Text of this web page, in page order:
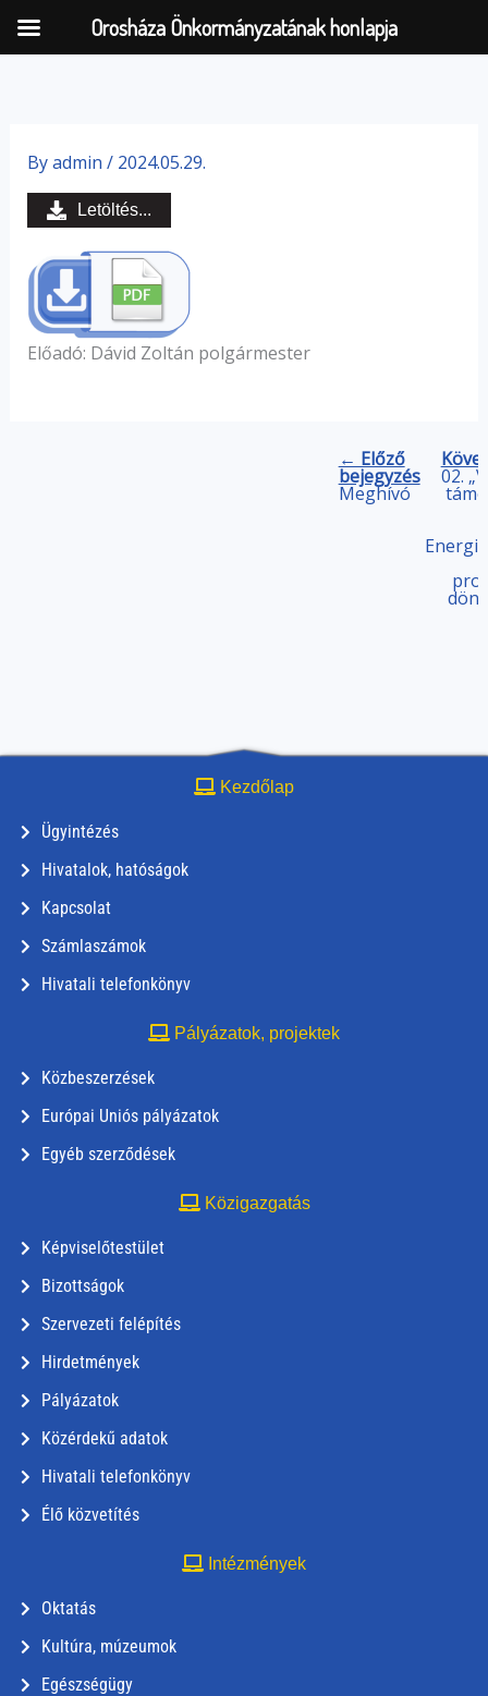
content
Byadmin / 2024.05.29.
Előadó: Dávid Zoltán polgármester
Letöltés...
← Előző
bejegyzés
Meghívó
02.
Kezdőlap
Ügyintézés
Hivatalok, hatóságok
Kapcsolat
Számlaszámok
Hivatali telefonkönyv
Pályázatok, projektek
Közbeszerzések
Európai Uniós pályázatok
Egyéb szerződések
Közigazgatás
Képviselőtestület
Bizottságok
Szervezeti felépítés
Hirdetmények
Pályázatok
Közérdekű adatok
Hivatali telefonkönyv
Élő közvetítés
Intézmények
Oktatás
Kultúra, múzeumok
Egészségügy
Orosháza Önkormányzatának honlapja